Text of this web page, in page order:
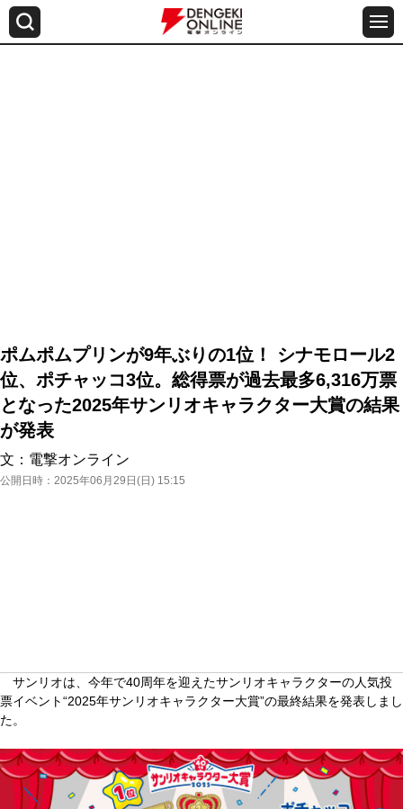
ポムポムプリンが9年ぶりの1位！ シナモロール2
位、ポチャッコ3位。総得票が過去最多6,316万票
となった2025年サンリオキャラクター大賞の結果
が発表
文： 電撃オンライン
公開日時： 2025年06月29日(日) 15:15
サンリオは、今年で40周年を迎えたサンリオキャラクターの人気投
票イベント“2025年サンリオキャラクター大賞”の最終結果を発表しまし
た。